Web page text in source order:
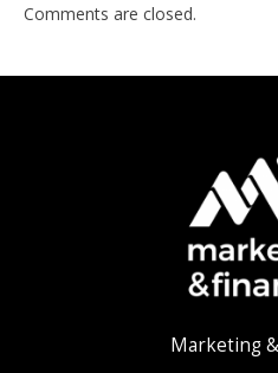
Comments are closed.
Marketing